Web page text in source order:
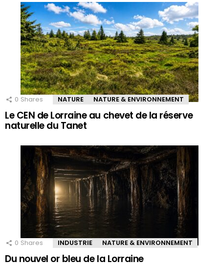
0 Shares NATURE NATURE & ENVIRONNEMENT
Le CEN de Lorraine au chevet de la réserve
naturelle du Tanet
0 Shares INDUSTRIE NATURE & ENVIRONNEMENT
Du nouvel or bleu de la Lorraine